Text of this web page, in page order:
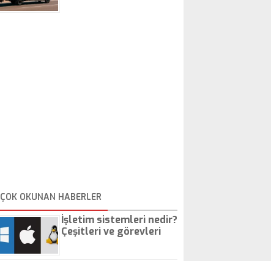
ÇOK OKUNAN HABERLER
İşletim sistemleri nedir?
Çeşitleri ve görevleri